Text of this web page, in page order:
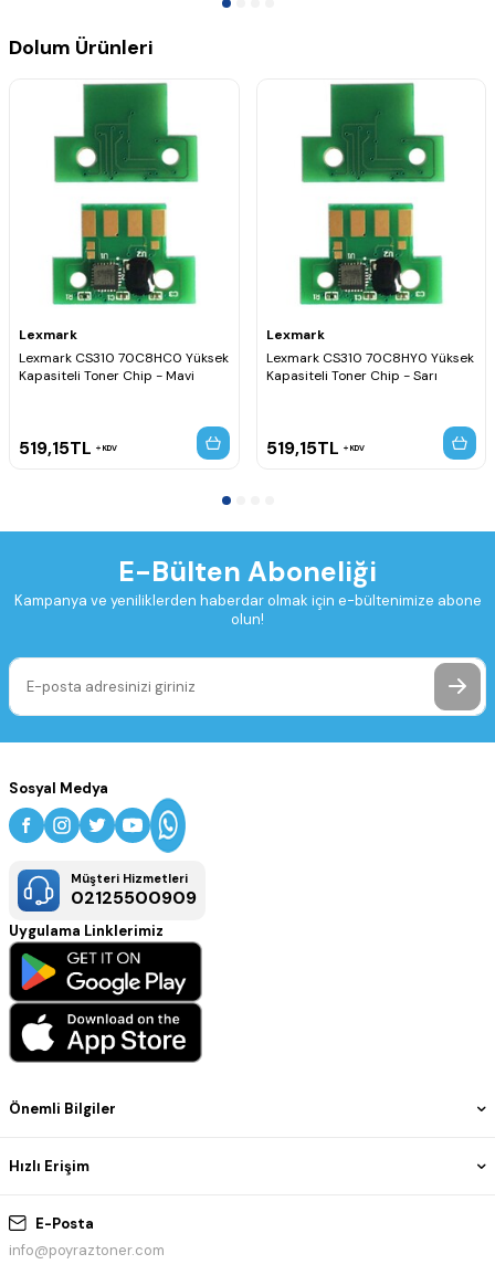
Dolum Ürünleri
Lexmark
Lexmark CS310 70C8HC0 Yüksek
Kapasiteli Toner Chip - Mavi
519,15TL KDV
Lexmark
Lexmark CS310 70C8HY0 Yüksek
Kapasiteli Toner Chip - Sarı
519,15TL KDV
E-Bülten Aboneliği
Kampanya ve yeniliklerden haberdar olmak için e-bültenimize abone
olun!
E-Posta
info@poyraztoner.com
Önemli Bilgiler
Hızlı Erişim
Sosyal Medya
Müşteri Hizmetleri
02125500909
Uygulama Linklerimiz